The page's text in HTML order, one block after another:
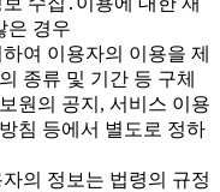
은 경우
여 이용자의 이용을 제
종류 및 기간 등 구체
원의 공지, 서비스 이용
침 등에서 별도로 정하
의 정보는 법령의 규정